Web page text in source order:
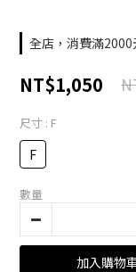
全店，消費滿
NT$1,050
尺寸 : F
F
數量
加入購物